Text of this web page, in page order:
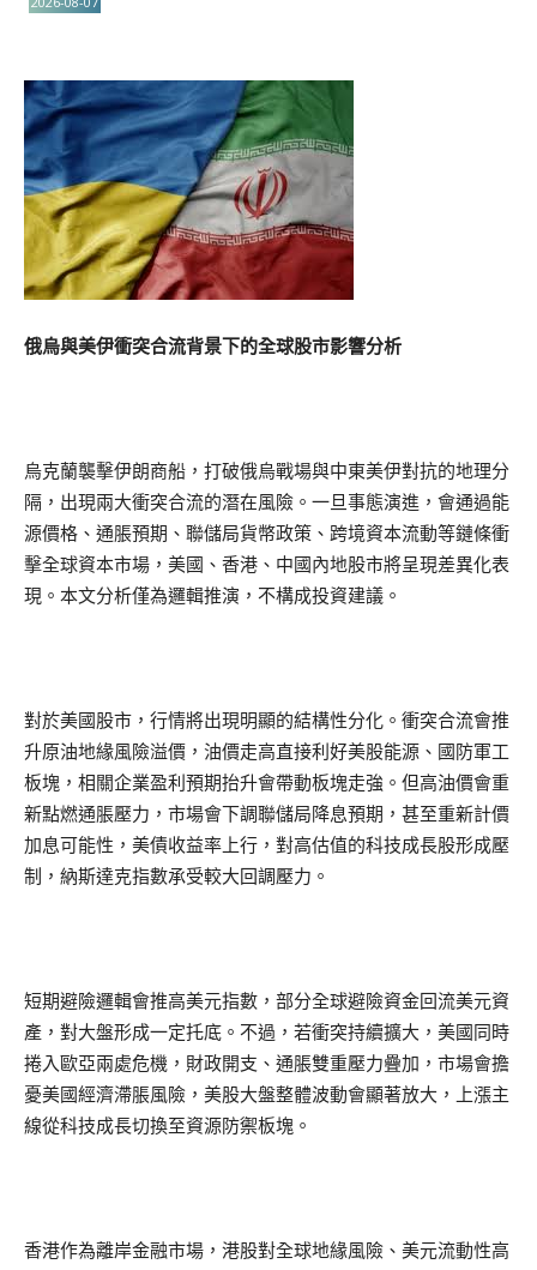
俄烏與美伊衝突合流背景下的全球股市影響分析
烏克蘭襲擊伊朗商船，打破俄烏戰場與中東美伊對抗的地理分
隔，出現兩大衝突合流的潛在風險。一旦事態演進，會通過能
源價格、通脹預期、聯儲局貨幣政策、跨境資本流動等鏈條衝
擊全球資本市場，美國、香港、中國內地股市將呈現差異化表
現。本文分析僅為邏輯推演，不構成投資建議。
對於美國股市，行情將出現明顯的結構性分化。衝突合流會推
升原油地緣風險溢價，油價走高直接利好美股能源、國防軍工
板塊，相關企業盈利預期抬升會帶動板塊走強。但高油價會重
新點燃通脹壓力，市場會下調聯儲局降息預期，甚至重新計價
加息可能性，美債收益率上行，對高估值的科技成長股形成壓
制，納斯達克指數承受較大回調壓力。
短期避險邏輯會推高美元指數，部分全球避險資金回流美元資
產，對大盤形成一定托底。不過，若衝突持續擴大，美國同時
捲入歐亞兩處危機，財政開支、通脹雙重壓力疊加，市場會擔
憂美國經濟滯脹風險，美股大盤整體波動會顯著放大，上漲主
線從科技成長切換至資源防禦板塊。
香港作為離岸金融市場，港股對全球地緣風險、美元流動性高